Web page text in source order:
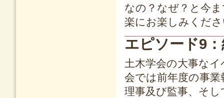
なの？なぜ？と今
楽にお楽しみくだ
エピソード9
土木学会の大事な
会では前年度の事
理事及び監事、そ